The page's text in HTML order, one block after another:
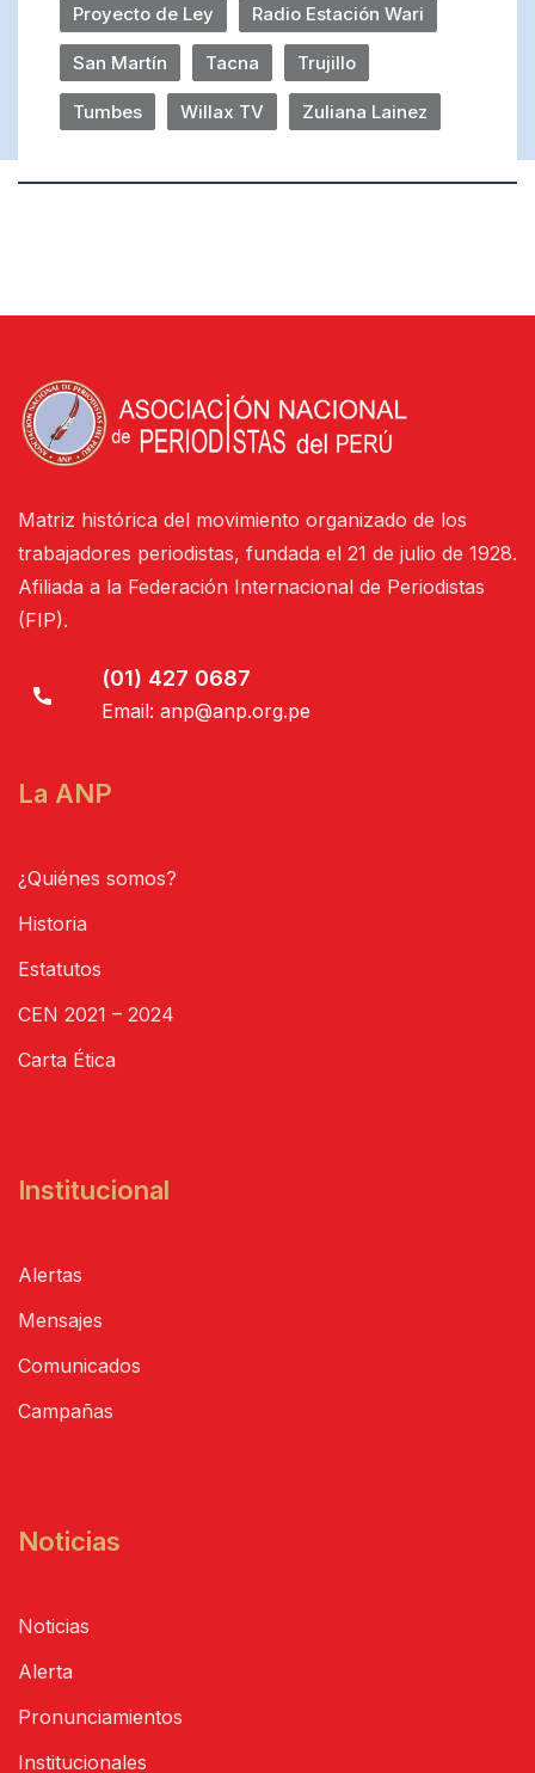
Proyecto de Ley Radio Estación Wari
San Martín Tacna Trujillo
Tumbes Willax TV Zuliana Lainez
Matriz histórica del movimiento organizado de los
trabajadores periodistas, fundada el 21 de julio de 1928.
Afiliada a la Federación Internacional de Periodistas
(FIP).
(01) 427 0687
Email: anp@anp.org.pe
La ANP
¿Quiénes somos?
Historia
Estatutos
CEN 2021 – 2024
Carta Ética
Institucional
Alertas
Mensajes
Comunicados
Campañas
Noticias
Noticias
Alerta
Pronunciamientos
Institucionales